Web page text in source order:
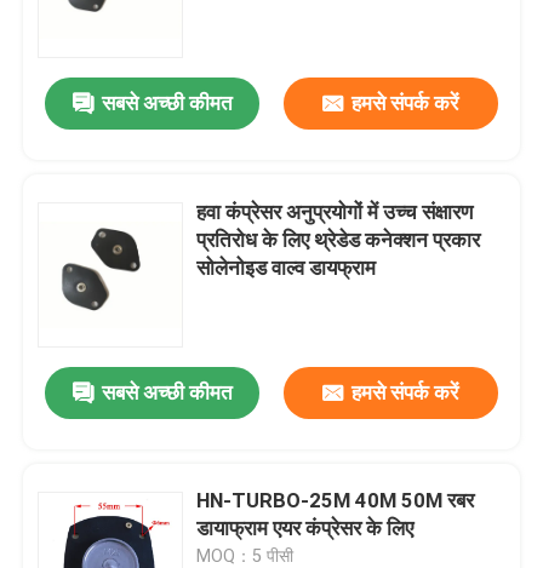
सबसे अच्छी कीमत हमसे संपर्क करें
हवा कंप्रेसर अनुप्रयोगों में उच्च संक्षारण
प्रतिरोध के लिए थ्रेडेड कनेक्शन प्रकार
सोलेनोइड वाल्व डायफ्राम
सबसे अच्छी कीमत हमसे संपर्क करें
HN-TURBO-25M 40M 50M रबर
डायाफ्राम एयर कंप्रेसर के लिए
MOQ：5 पीसी